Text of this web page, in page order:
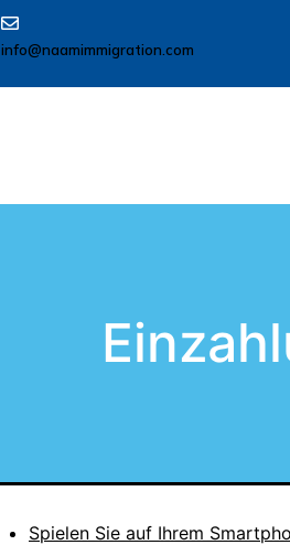
info@naamimmigration.com
Spielen Sie auf Ihrem